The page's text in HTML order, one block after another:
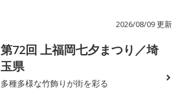
2026/08/09 更新
第72回 上福岡七夕まつり／埼
玉県
多種多様な竹飾りが街を彩る